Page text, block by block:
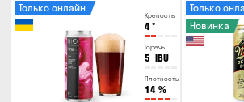
Крепость
4°
Горечь
5 IBU
Плотность
14 %
Только онлайн
Только
Новинка